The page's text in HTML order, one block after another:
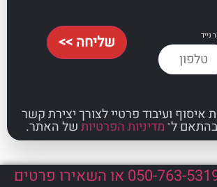
פרטיי לצורך יצירת קשר
מדיניות הפרטיותשל האתר.
שליחה >>
לייעוץ חייגו: 050-763-5319 או השאירו פרטים